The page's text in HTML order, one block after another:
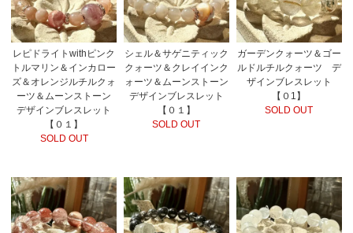
レピドライトwithピンク
トルマリン＆インカロー
ズ＆オレンジルチルクォ
ーツ＆ムーンストーン
デザインブレスレット
【０１】
SOLD OUT
シェル＆サゲニティック
クォーツ＆クレイインク
ォーツ＆ムーンストーン
デザインブレスレット
【０１】
SOLD OUT
ガーデンクォーツ＆ゴー
ルドルチルクォーツ デ
ザインブレスレット
【０1】
SOLD OUT